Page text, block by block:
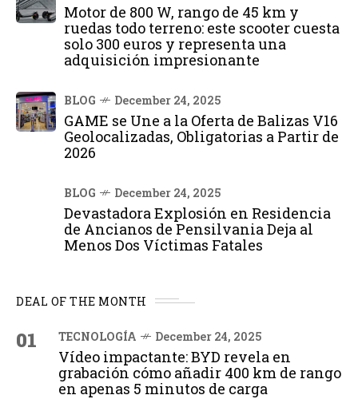
Motor de 800 W, rango de 45 km y
ruedas todo terreno: este scooter cuesta
solo 300 euros y representa una
adquisición impresionante
BLOG December 24, 2025
GAME se Une a la Oferta de Balizas V16
Geolocalizadas, Obligatorias a Partir de
2026
BLOG December 24, 2025
Devastadora Explosión en Residencia
de Ancianos de Pensilvania Deja al
Menos Dos Víctimas Fatales
DEAL OF THE MONTH
01 TECNOLOGÍA December 24, 2025
Vídeo impactante: BYD revela en
grabación cómo añadir 400 km de rango
en apenas 5 minutos de carga